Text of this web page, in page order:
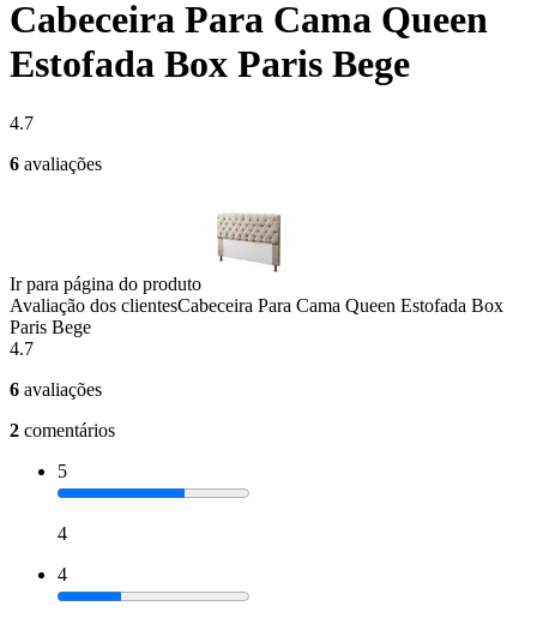
Cabeceira Para Cama Queen
Estofada Box Paris Bege
4.7
6 avaliações
Ir para página do produto
Avaliação dos clientesCabeceira Para Cama Queen Estofada Box
Paris Bege
4.7
6 avaliações
2 comentários
5
4
4